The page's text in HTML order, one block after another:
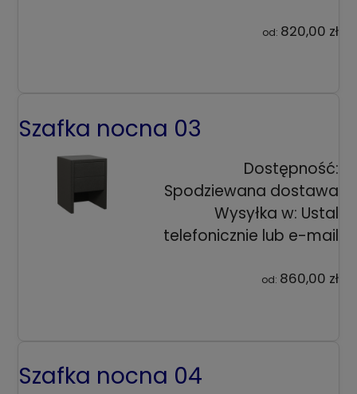
od: 820,00 zł
Szafka nocna 03
Dostępność:
Spodziewana dostawa
Wysyłka w: Ustal
telefonicznie lub e-mail
od: 860,00 zł
Szafka nocna 04